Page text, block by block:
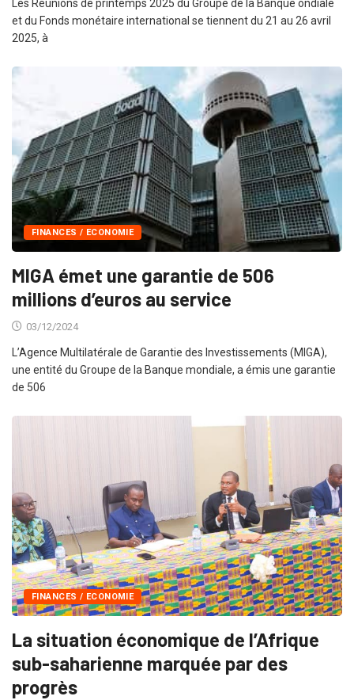
Les Réunions de printemps 2025 du Groupe de la Banque ondiale
et du Fonds monétaire international se tiennent du 21 au 26 avril
2025, à
FINANCES / ECONOMIE
MIGA émet une garantie de 506
millions d’euros au service
03/12/2024
L’Agence Multilatérale de Garantie des Investissements (MIGA),
une entité du Groupe de la Banque mondiale, a émis une garantie
de 506
FINANCES / ECONOMIE
La situation économique de l’Afrique
sub-saharienne marquée par des
progrès